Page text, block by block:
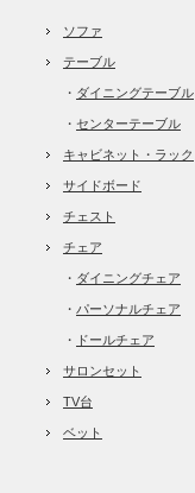
ソファ
テーブル
・ ダイニングテーブル
・ センターテーブル
キャビネット・ラック
サイドボード
チェスト
チェア
・ ダイニングチェア
・ パーソナルチェア
・ ドールチェア
サロンセット
TV台
ベット